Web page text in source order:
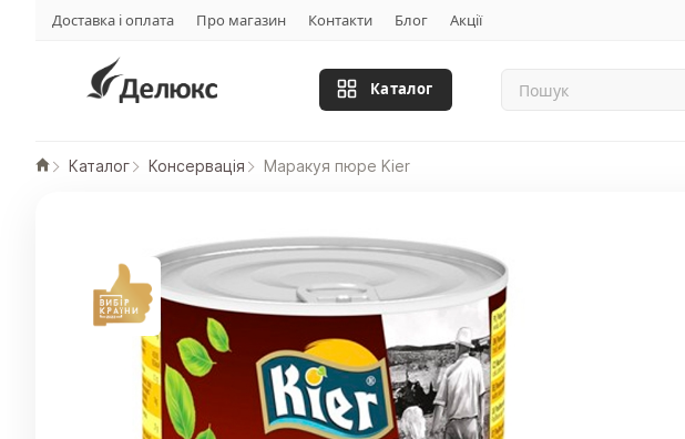
Доставка і оплата Про магазин Контакти Блог Акції
Каталог
Каталог Консервація Маракуя пюре Kier